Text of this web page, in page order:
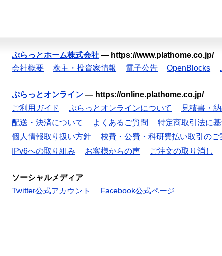
ぷらっとホーム株式会社 — https://www.plathome.co.jp/
会社概要
株主・投資家情報 電子公告 OpenBlocks
ぷらっとオンライン — https://online.plathome.co.jp/
ご利用ガイド
ぷらっとオンラインについて
見積書・
配送・決済について
よくあるご質問
特定商取引法に
個人情報取り扱い方針
校費・公費・科研費払い取引のご
IPv6への取り組み
お客様からの声 ご注文の取り消し
ソーシャルメディア
Twitter公式アカウント
Facebook公式ページ